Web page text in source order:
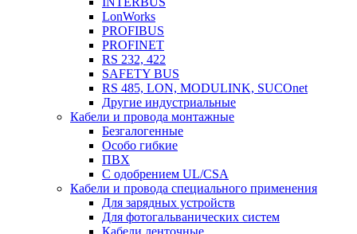
LonWorks
PROFIBUS
PROFINET
RS 232, 422
SAFETY BUS
RS 485, LON, MODULINK, SUCOnet
Другие индустриальные
Кабели и провода монтажные
Безгалогенные
Особо гибкие
ПВХ
С одобрением UL/CSA
Кабели и провода специального применения
Для зарядных устройств
Для фотогальванических систем
Кабели ленточные